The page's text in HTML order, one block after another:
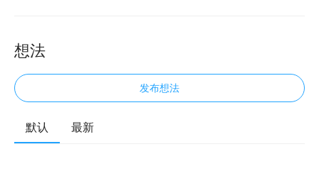
想法
发布想法
默认 最新